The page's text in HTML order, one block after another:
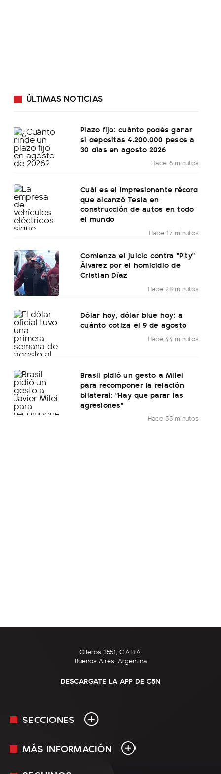
ÚLTIMAS NOTICIAS
Plazo fijo: cuánto podés ganar
si depositas 4.200.000 pesos a
30 días en agosto 2026
Hace 6 minutos
Cuál es el impresionante récord
que alcanzó Tesla en
construcción de autos en todo
el mundo
Hace 17 minutos
Comienza el juicio contra "Pity"
Álvarez por el homicidio de
Cristian Díaz
Hace 28 minutos
Dólar hoy, dólar blue hoy: a
cuánto cotiza el 9 de agosto
Hace 44 minutos
Brasil pidió un gesto a Milei
para recomponer la relación
bilateral: "Hay que parar las
agresiones"
Hace 55 minutos
Olleros 3551, C.A.B.A.
Buenos Aires, Argentina
DESCARGATE LA APP DE C5N
SECCIONES
En Vivo
MÁS INFORMACIÓN